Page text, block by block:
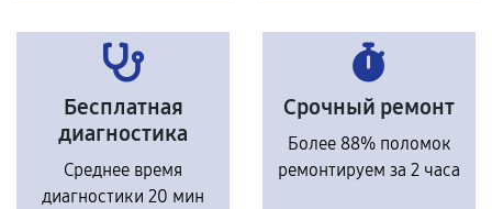
Бесплатная
диагностика
Среднее время
диагностики 20 мин
Срочный ремонт
Более 88% поломок
ремонтируем за 2 часа